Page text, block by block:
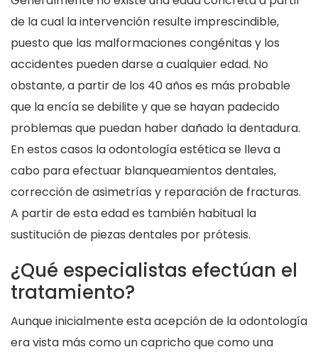
de la cual la intervención resulte imprescindible,
puesto que las malformaciones congénitas y los
accidentes pueden darse a cualquier edad. No
obstante, a partir de los 40 años es más probable
que la encía se debilite y que se hayan padecido
problemas que puedan haber dañado la dentadura.
En estos casos la odontología estética se lleva a
cabo para efectuar blanqueamientos dentales,
corrección de asimetrías y reparación de fracturas.
A partir de esta edad es también habitual la
sustitución de piezas dentales por prótesis.
¿Qué especialistas efectúan el
tratamiento?
Aunque inicialmente esta acepción de la odontología
era vista más como un capricho que como una